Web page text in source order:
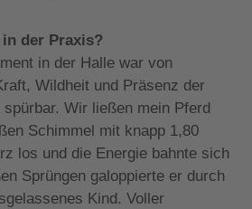
der Praxis?
in der Halle war von
Wildheit und Präsenz der
Wir ließen mein Pferd
Schimmel mit knapp 1,80
los und die Energie bahnte sich
Sprüngen galoppierte er durch
Kind. Voller